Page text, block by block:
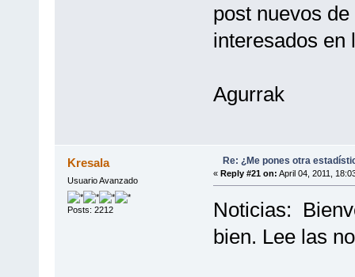
post nuevos
interesados en
Agurrak
Kresala
Usuario Avanzado
Posts: 2212
Re: ¿Me pones otra
« Reply #21 on: April 04, 2011,
Noticias:
bien. Lee las